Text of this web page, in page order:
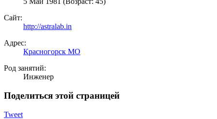
Сайт:
http://astralab.in
Адрес:
Красногорск МО
Род занятий:
Инженер
Поделиться этой страницей
Tweet